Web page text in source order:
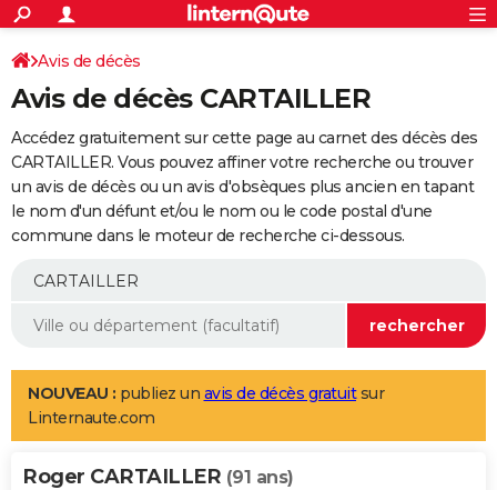
ACTUALITÉS
Politique
Société
Faits Divers
Education
Monde
Villes
+
SPORT
Coupe du monde 2026
Football
Tennis
Cyclisme
Rugby
Forum
Programme TV
TNT
Streaming
Cinéma
Sorties cinéma
Musique
+
FINANCE
Impôts
Immobilier
Risques naturels par ville
Banque
Assurance
Crédit
AUTO
Essais
Réserver un essai
Citadines
Berlines
SUV
Forum auto
+
Mobiles
Meilleur smartphone
Internet
Ordinateurs
Jeux vidéo
Guide high-tech
Aménagement intérieur
LIFESTYLE
Art de vivre
Bien-être
Loisirs
Mode
Modes de vie
Alimentation
Guide de la santé
Maladies
Médicaments
Sommeil
VOYAGE
Avis de décès
Avis de décès CARTAILLER
Accédez gratuitement sur cette page au carnet des décès des
CARTAILLER. Vous pouvez affiner votre recherche ou trouver
un avis de décès ou un avis d'obsèques plus ancien en tapant
le nom d'un défunt et/ou le nom ou le code postal d'une
commune dans le moteur de recherche ci-dessous.
NOUVEAU : publiez un avis de décès gratuitsur
Linternaute.com
Roger CARTAILLER (91 ans)